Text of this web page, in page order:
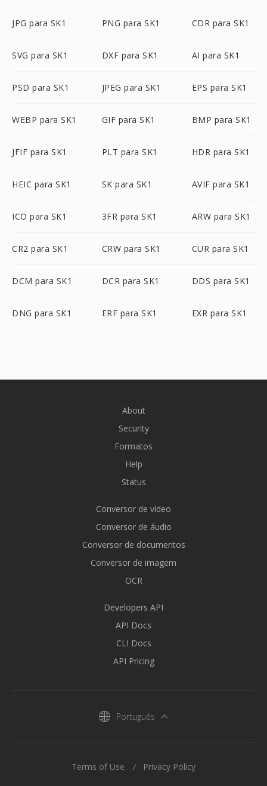
JPG para SK1 PNG para SK1 CDR para SK1
SVG para SK1 DXF para SK1 AI para SK1
PSD para SK1 JPEG para SK1 EPS para SK1
WEBP para SK1 GIF para SK1 BMP para SK1
JFIF para SK1 PLT para SK1 HDR para SK1
HEIC para SK1 SK para SK1 AVIF para SK1
ICO para SK1 3FR para SK1 ARW para SK1
CR2 para SK1 CRW para SK1 CUR para SK1
DCM para SK1 DCR para SK1 DDS para SK1
DNG para SK1 ERF para SK1 EXR para SK1
About
Security
Formatos
Help
Status
Conversor de vídeo
Conversor de áudio
Conversor de documentos
Conversor de imagem
OCR
Developers API
API Docs
CLI Docs
API Pricing
Português
Terms of Use Privacy Policy